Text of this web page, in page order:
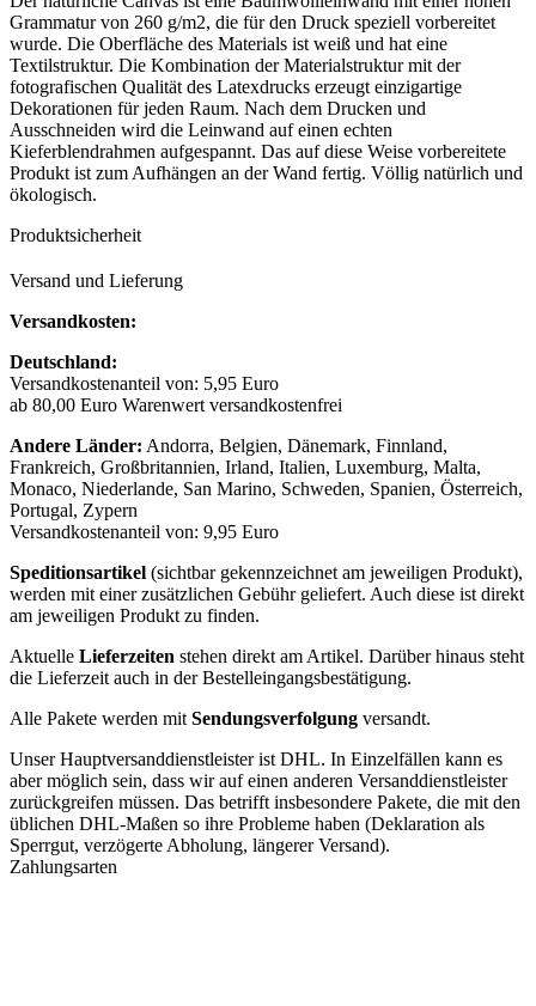
Grammatur von 260 g/m2, die für den Druck speziell vorbereitet
wurde. Die Oberfläche des Materials ist weiß und hat eine
Textilstruktur. Die Kombination der Materialstruktur mit der
fotografischen Qualität des Latexdrucks erzeugt einzigartige
Dekorationen für jeden Raum. Nach dem Drucken und
Ausschneiden wird die Leinwand auf einen echten
Kieferblendrahmen aufgespannt. Das auf diese Weise vorbereitete
Produkt ist zum Aufhängen an der Wand fertig. Völlig natürlich und
ökologisch.
Produktsicherheit
Versand und Lieferung
Versandkosten:
Deutschland:
Versandkostenanteil von: 5,95 Euro
ab 80,00 Euro Warenwert versandkostenfrei
Andere Länder: Andorra, Belgien, Dänemark, Finnland,
Frankreich, Großbritannien, Irland, Italien, Luxemburg, Malta,
Monaco, Niederlande, San Marino, Schweden, Spanien, Österreich,
Portugal, Zypern
Versandkostenanteil von: 9,95 Euro
Speditionsartikel (sichtbar gekennzeichnet am jeweiligen Produkt),
werden mit einer zusätzlichen Gebühr geliefert. Auch diese ist direkt
am jeweiligen Produkt zu finden.
Aktuelle Lieferzeiten stehen direkt am Artikel. Darüber hinaus steht
die Lieferzeit auch in der Bestelleingangsbestätigung.
Alle Pakete werden mit Sendungsverfolgung versandt.
Unser Hauptversanddienstleister ist DHL. In Einzelfällen kann es
aber möglich sein, dass wir auf einen anderen Versanddienstleister
zurückgreifen müssen. Das betrifft insbesondere Pakete, die mit den
üblichen DHL-Maßen so ihre Probleme haben (Deklaration als
Sperrgut, verzögerte Abholung, längerer Versand).
Zahlungsarten